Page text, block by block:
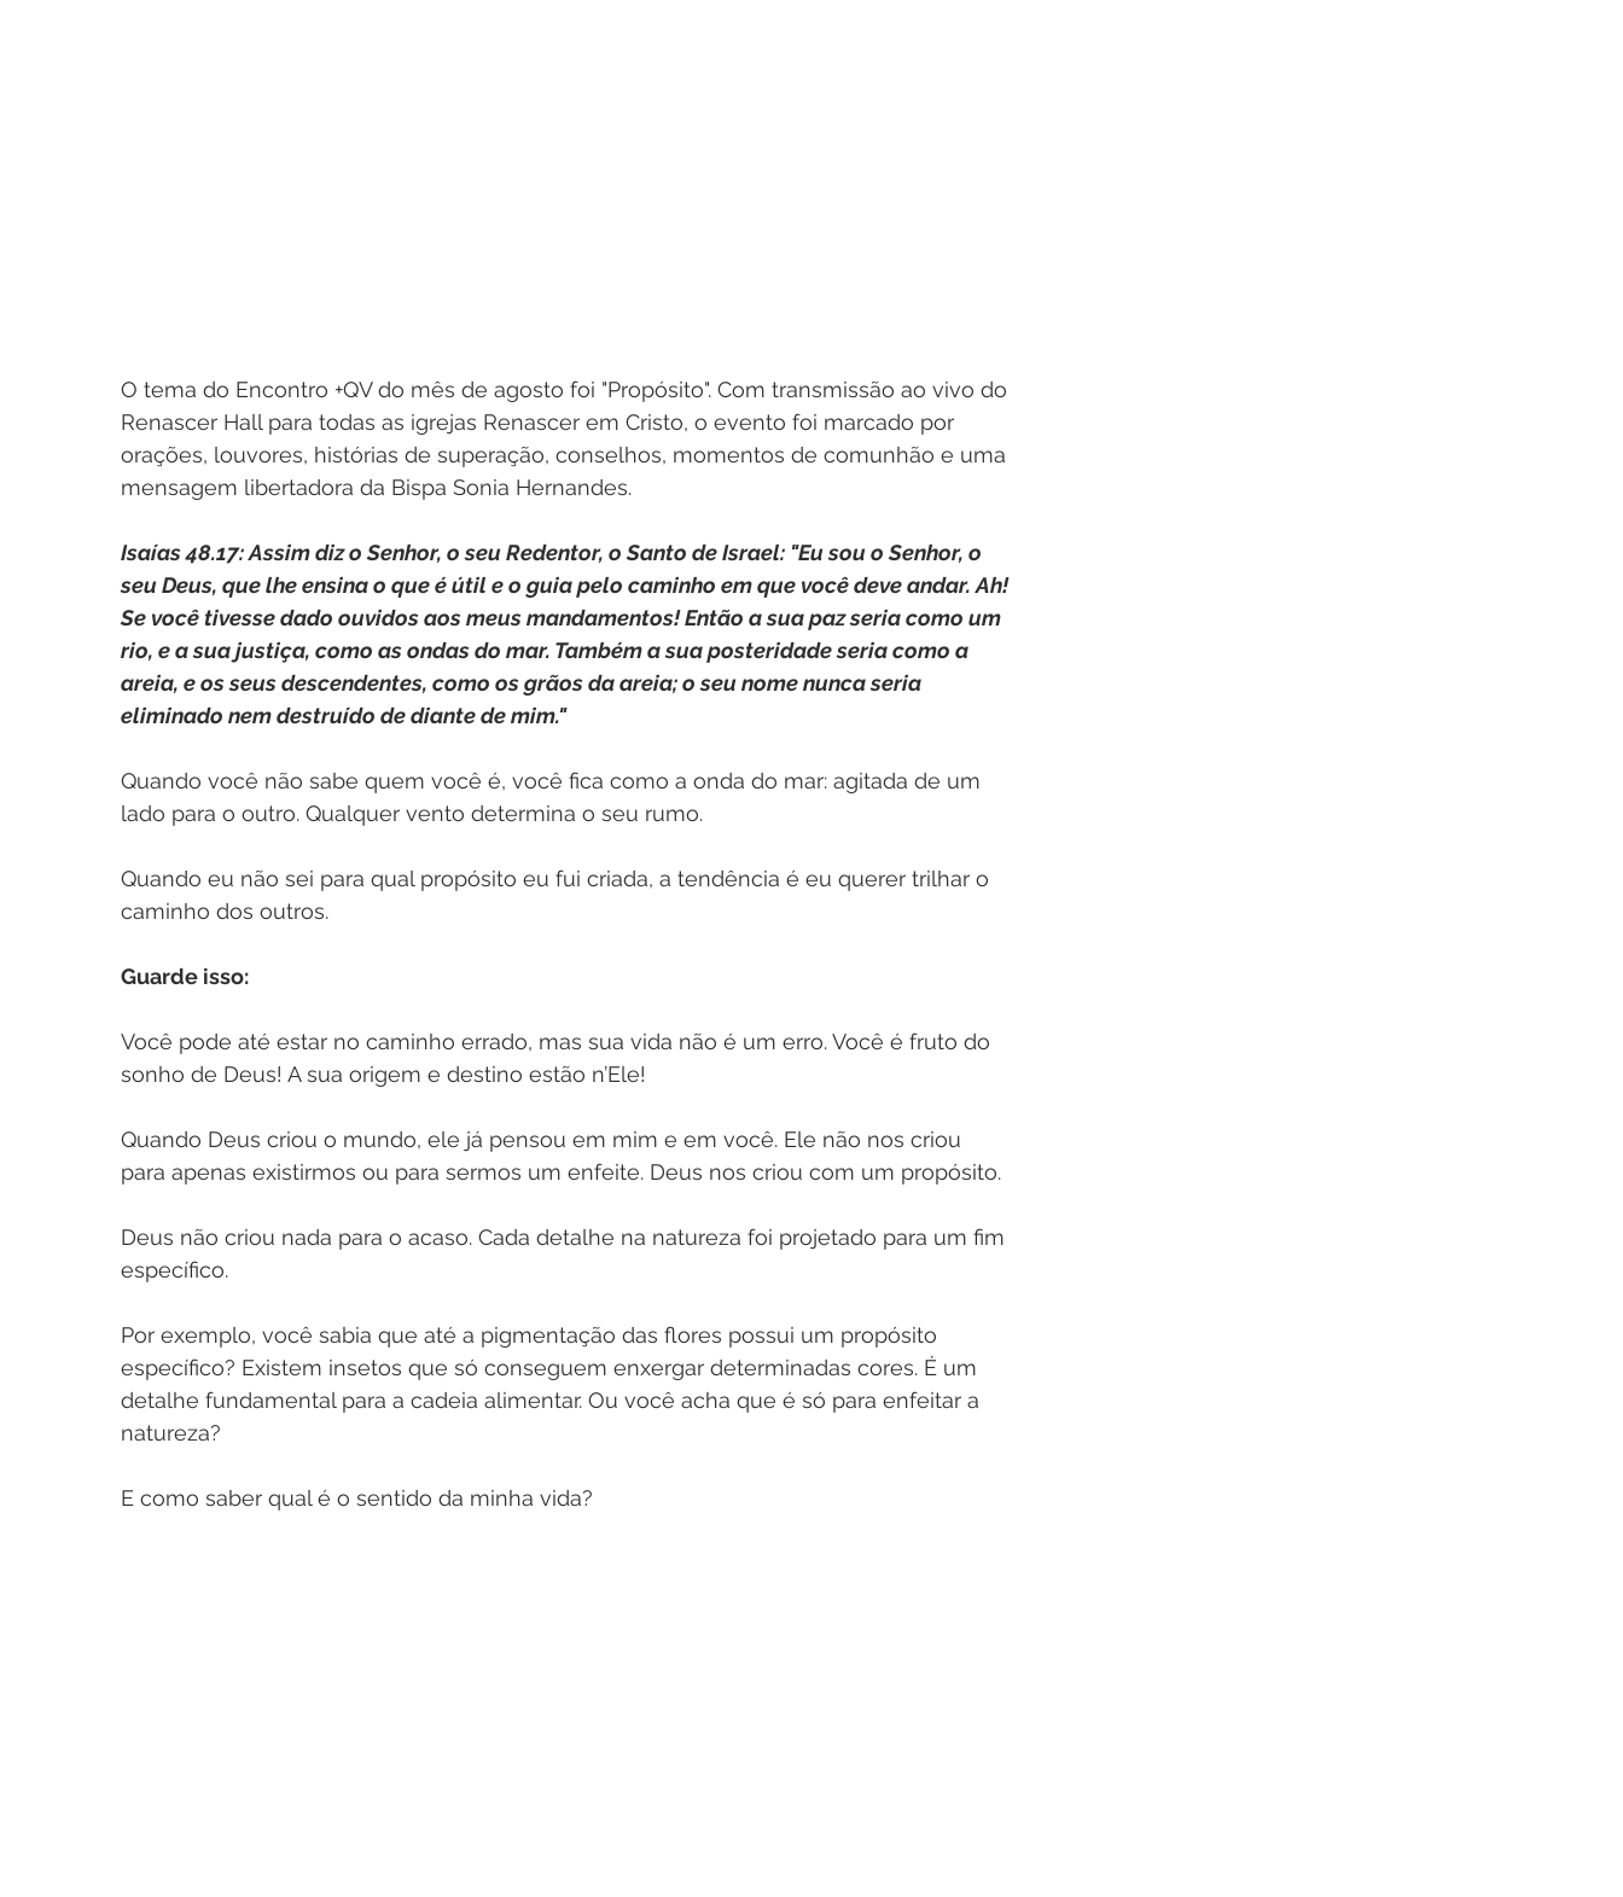
O tema do Encontro +QV do mês de agosto foi "Propósito". Com transmissão ao vivo do
Renascer Hall para todas as igrejas Renascer em Cristo, o evento foi marcado por
orações, louvores, histórias de superação, conselhos, momentos de comunhão e uma
mensagem libertadora da Bispa Sonia Hernandes.
Isaías 48.17: Assim diz o Senhor, o seu Redentor, o Santo de Israel: "Eu sou o Senhor, o
seu Deus, que lhe ensina o que é útil e o guia pelo caminho em que você deve andar. Ah!
Se você tivesse dado ouvidos aos meus mandamentos! Então a sua paz seria como um
rio, e a sua justiça, como as ondas do mar. Também a sua posteridade seria como a
areia, e os seus descendentes, como os grãos da areia; o seu nome nunca seria
eliminado nem destruído de diante de mim."
Quando você não sabe quem você é, você fica como a onda do mar: agitada de um
lado para o outro. Qualquer vento determina o seu rumo.
Quando eu não sei para qual propósito eu fui criada, a tendência é eu querer trilhar o
caminho dos outros.
Guarde isso:
Você pode até estar no caminho errado, mas sua vida não é um erro. Você é fruto do
sonho de Deus! A sua origem e destino estão n’Ele!
Quando Deus criou o mundo, ele já pensou em mim e em você. Ele não nos criou
para apenas existirmos ou para sermos um enfeite. Deus nos criou com um propósito.
Deus não criou nada para o acaso. Cada detalhe na natureza foi projetado para um fim
específico.
Por exemplo, você sabia que até a pigmentação das flores possui um propósito
específico? Existem insetos que só conseguem enxergar determinadas cores. É um
detalhe fundamental para a cadeia alimentar. Ou você acha que é só para enfeitar a
natureza?
E como saber qual é o sentido da minha vida?